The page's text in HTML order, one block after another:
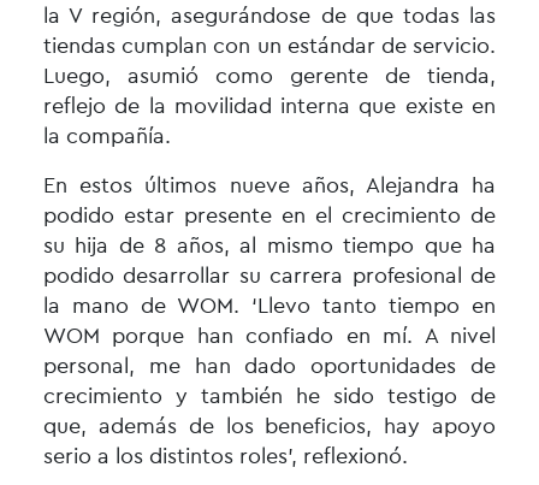
la V región, asegurándose de que todas las
tiendas cumplan con un estándar de servicio.
Luego, asumió como gerente de tienda,
reflejo de la movilidad interna que existe en
la compañía.
En estos últimos nueve años, Alejandra ha
podido estar presente en el crecimiento de
su hija de 8 años, al mismo tiempo que ha
podido desarrollar su carrera profesional de
la mano de WOM. ‘Llevo tanto tiempo en
WOM porque han confiado en mí. A nivel
personal, me han dado oportunidades de
crecimiento y también he sido testigo de
que, además de los beneficios, hay apoyo
serio a los distintos roles’, reflexionó.